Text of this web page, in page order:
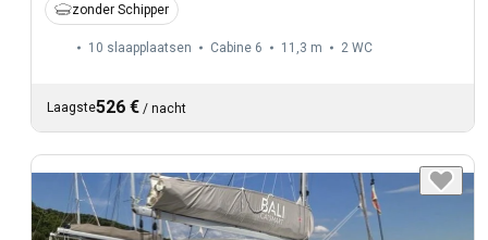
zonder Schipper
10 slaapplaatsen Cabine 6 11,3 m 2 WC
Laagste526 € / nacht